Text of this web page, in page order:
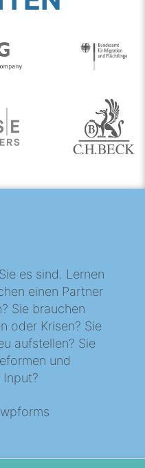
es sind. Lernen
einen Partner
Sie brauchen
oder Krisen? Sie
aufstellen? Sie
und